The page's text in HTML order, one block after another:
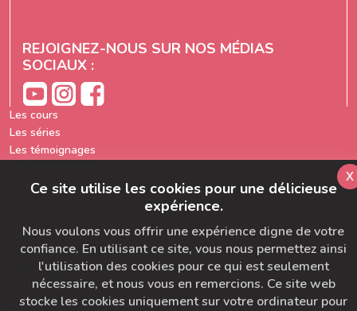
REJOIGNEZ-NOUS SUR NOS MÉDIAS
SOCIAUX :
Les cours
Les séries
Les témoignages
Formation prof de yoga
FAQ
Ajoutez-nous à votre carnet d'adresse
Le bon départ
SymbioBoard
Politique BaseCamp
Ce site utilise les cookies pour une délicieuse
expérience.
Nous voulons vous offrir une expérience digne de votre
confiance. En utilisant ce site, vous nous permettez ainsi
l'utilisation des cookies pour ce qui est seulement
nécessaire, et nous vous en remercions. Ce site web
stocke les cookies uniquement sur votre ordinateur pour
x